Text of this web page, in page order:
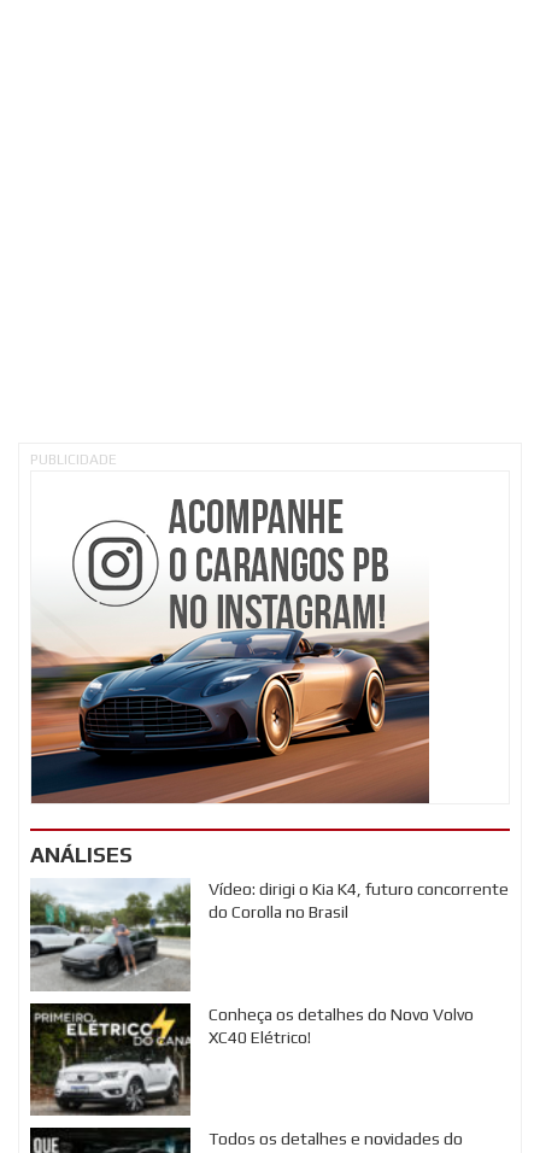
PUBLICIDADE
ANÁLISES
Vídeo: dirigi o Kia K4, futuro concorrente
do Corolla no Brasil
Conheça os detalhes do Novo Volvo
XC40 Elétrico!
Todos os detalhes e novidades do